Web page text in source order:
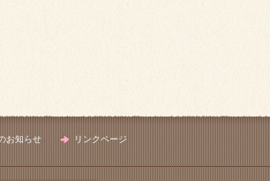
お知らせ リンクページ